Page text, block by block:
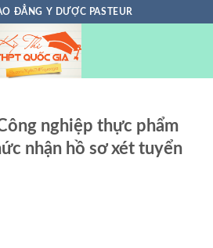
ĐẲNG Y DƯỢC PASTEUR
nghiệp thực phẩm
nhận hồ sơ xét tuyển